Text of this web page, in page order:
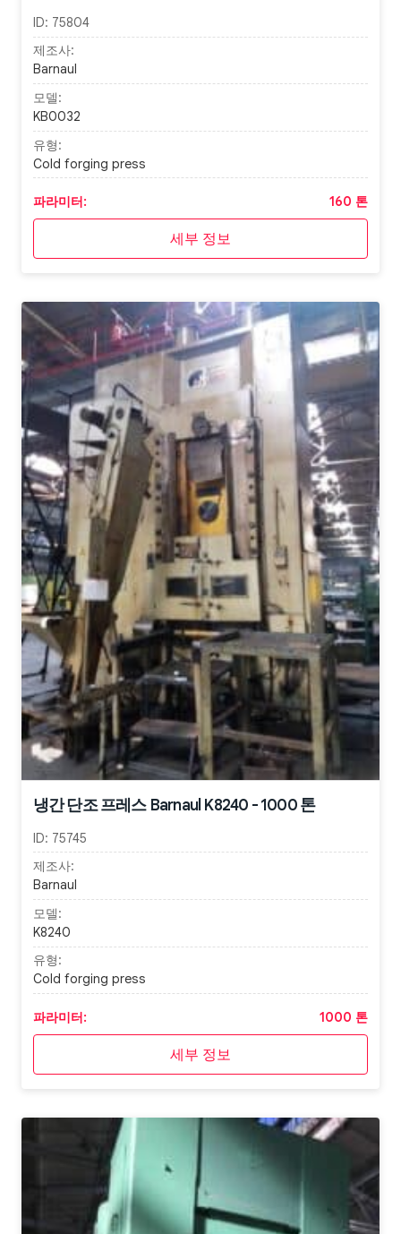
ID: 75804
제조사:
Barnaul
모델:
KB0032
유형:
Cold forging press
파라미터: 160 톤
세부 정보
냉간 단조 프레스 Barnaul K8240 - 1000 톤
ID: 75745
제조사:
Barnaul
모델:
K8240
유형:
Cold forging press
파라미터: 1000 톤
세부 정보